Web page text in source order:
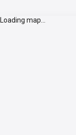
Loading map...